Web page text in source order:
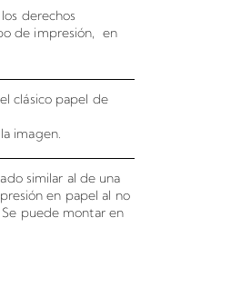
derechos
de impresión, en
clásico papel de
imagen.
similar al de una
en papel al no
puede montar en